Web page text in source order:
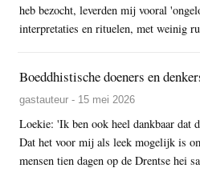
heb bezocht, leverden mij vooral
interpretaties en rituelen, met weinig
Boeddhistische doeners en
gastauteur - 15 mei 2026
Loekie: 'Ik ben ook heel dankbaar dat
Dat het voor mij als leek mogelijk is
mensen tien dagen op de Drentse hei